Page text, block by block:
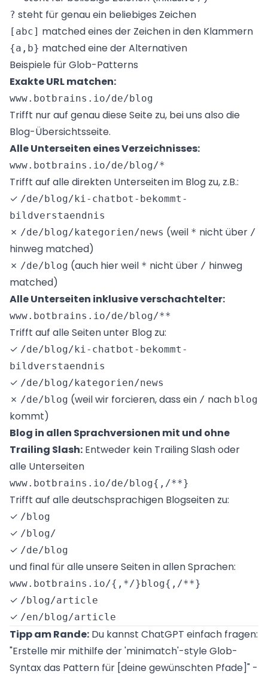
? steht für genau ein beliebiges Zeichen
[abc] matched eines der Zeichen in den Klammern
{a,b} matched eine der Alternativen
Beispiele für Glob-Patterns
Exakte URL matchen:
Trifft nur auf genau diese Seite zu, bei uns also die
Blog-Übersichtsseite.
Alle Unterseiten eines Verzeichnisses:
Trifft auf alle direkten Unterseiten im Blog zu, z.B.:
✓ /de/blog/ki-chatbot-bekommt-
bildverstaendnis
✗ /de/blog/kategorien/news (weil * nicht über /
hinweg matched)
✗ /de/blog (auch hier weil * nicht über / hinweg
matched)
Alle Unterseiten inklusive verschachtelter:
Trifft auf alle Seiten unter Blog zu:
✓ /de/blog/ki-chatbot-bekommt-
bildverstaendnis
✓ /de/blog/kategorien/news
✗ /de/blog (weil wir forcieren, dass ein / nach blog
kommt)
Blog in allen Sprachversionen mit und ohne
Trailing Slash: Entweder kein Trailing Slash oder
alle Unterseiten
Trifft auf alle deutschsprachigen Blogseiten zu:
✓ /blog
✓ /blog/
✓ /de/blog
und final für alle unsere Seiten in allen Sprachen:
✓ /blog/article
✓ /en/blog/article
Tipp am Rande: Du kannst ChatGPT einfach fragen:
"Erstelle mir mithilfe der 'minimatch'-style Glob-
Syntax das Pattern für [deine gewünschten Pfade]" -